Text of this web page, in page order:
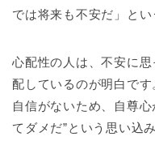
では将来も不安だ」とい
心配性の人は、不安に
配しているのが明白で
自信がないため、自尊
てダメだ”という思い込